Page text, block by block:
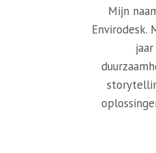
Mijn
Envirodesk.